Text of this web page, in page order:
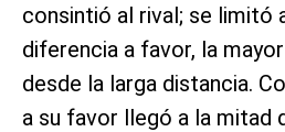
consintió al rival; se limitó
diferencia a favor, la
desde la larga distancia.
a su favor llegó a la mitad